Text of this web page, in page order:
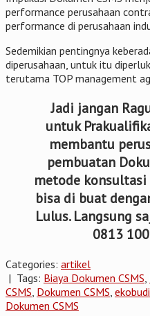
performance perusahaan
performance di perusahaan
Sedemikian pentingnya
diperusahaan, untuk itu
terutama TOP management
Jadi jangan
untuk
membantu
pembuatan
metode
bisa di buat
Lulus. Langsung
0813
Categories: artikel
| Tags: Biaya Dokumen CSMS,
CSMS, Dokumen CSMS,
Dokumen CSMS